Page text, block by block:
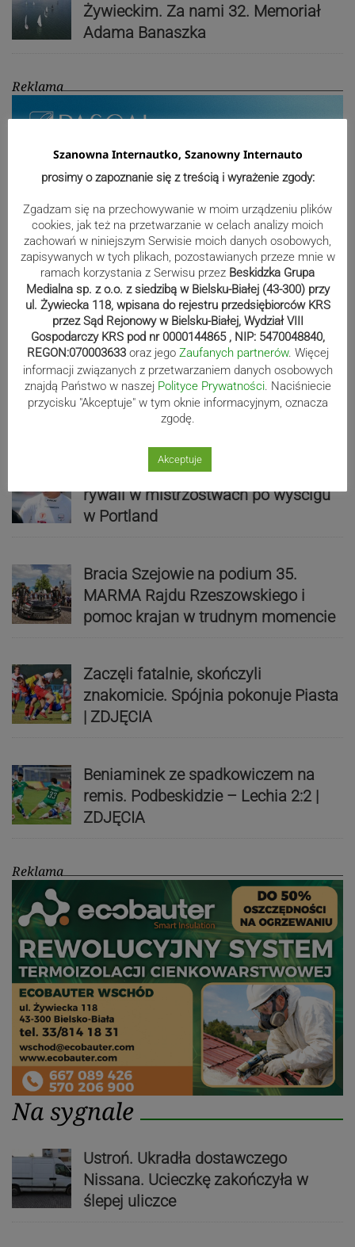
Żywieckim. Za nami 32. Memoriał
Adama Banaszka
Reklama
Sport
Cieszyn gospodarzem mistrzostw
świata w futbolu stołowym. Przyjadą
zawodnicy z całego świata
Tymek Kucharczyk niweluje straty do
rywali w mistrzostwach po wyścigu
w Portland
Bracia Szejowie na podium 35.
MARMA Rajdu Rzeszowskiego i
pomoc krajan w trudnym momencie
Zaczęli fatalnie, skończyli
znakomicie. Spójnia pokonuje Piasta
| ZDJĘCIA
Beniaminek ze spadkowiczem na
remis. Podbeskidzie – Lechia 2:2 |
ZDJĘCIA
Reklama
Na sygnale
Ustroń. Ukradła dostawczego
Nissana. Ucieczkę zakończyła w
ślepej uliczce
Szanowna Internautko, Szanowny Internauto
prosimy o zapoznanie się z treścią i wyrażenie zgody:
Zgadzam się na przechowywanie w moim urządzeniu plików
cookies, jak też na przetwarzanie w celach analizy moich
zachowań w niniejszym Serwisie moich danych osobowych,
zapisywanych w tych plikach, pozostawianych przeze mnie w
ramach korzystania z Serwisu przez Beskidzka Grupa
Medialna sp. z o.o. z siedzibą w Bielsku-Białej (43-300) przy
ul. Żywiecka 118, wpisana do rejestru przedsiębiorców KRS
przez Sąd Rejonowy w Bielsku-Białej, Wydział VIII
Gospodarczy KRS pod nr 0000144865 , NIP: 5470048840,
REGON:070003633 oraz jego Zaufanych partnerów. Więcej
informacji związanych z przetwarzaniem danych osobowych
znajdą Państwo w naszej Polityce Prywatności. Naciśniecie
przycisku "Akceptuje" w tym oknie informacyjnym, oznacza
zgodę.
Akceptuje